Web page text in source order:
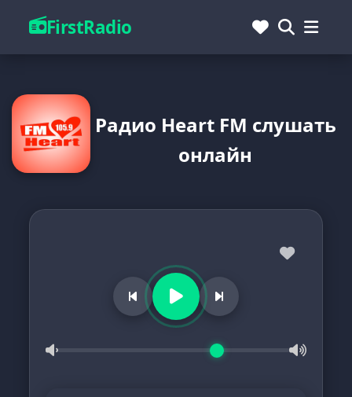
FirstRadio
Радио Heart FM слушать
онлайн